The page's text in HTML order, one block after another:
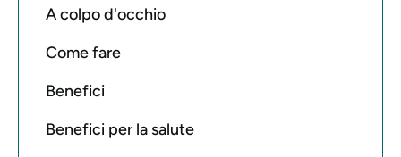
A colpo d'occhio
Come fare
Benefici
Benefici per la salute